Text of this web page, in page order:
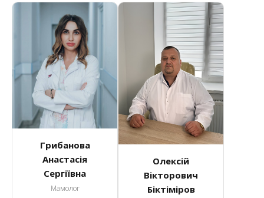
Грибанова
Анастасія
Сергіївна
Мамолог
Олексій
Вікторович
Біктіміров